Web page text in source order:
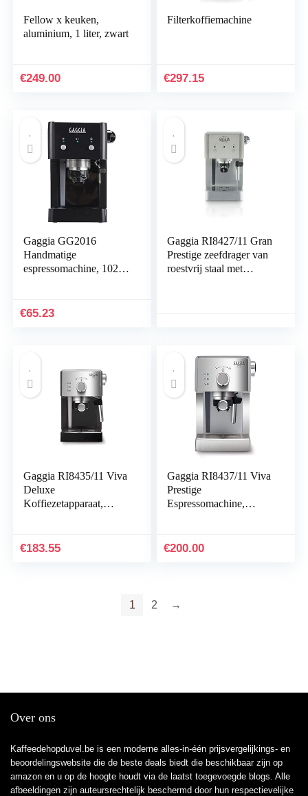
Fellow x keuken,
aluminium, 1 liter, zwart
€249.00
Filterkoffiemachine
€297.15
Gaggia GG2016
Handmatige
espressomachine, 1025
€65.23
Gaggia RI8427/11 Gran
Prestige zeefdrager van
roestvrij staal met
Gaggia RI8435/11 Viva
Deluxe
Koffiezetapparaat,
1025 W, 1 l,
€183.55
Gaggia RI8437/11 Viva
Prestige
Espressomachine,
gemalen en peuters,
€200.00
1 2 →
Over ons
Kaffeedehopduvel.be is een moderne alles-in-één prijsvergelijkings- en
beoordelingswebsite die de beste deals biedt die beschikbaar zijn op
amazon en u op de hoogte houdt via de laatst toegevoegde blogs. Alle
afbeeldingen zijn auteursrechtelijk beschermd door hun respectievelijke